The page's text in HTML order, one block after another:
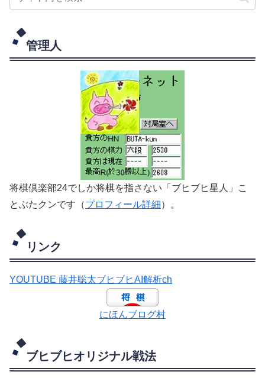
管理人
将棋倶楽部24でしか将棋を指さない「ブヒブヒ星人」こ
とぶたクンです（プロフィール詳細）。
リンク
YOUTUBE 藤井聡太ブヒブヒAI解析ch
にほんブログ村
ブヒブヒオリジナル戦法